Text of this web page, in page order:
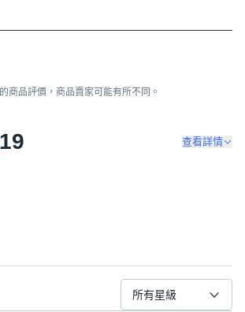
商品評價，商品賣家可能有所不同。
19 查看詳情
所有星級